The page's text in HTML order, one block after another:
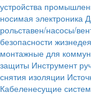
устройства
носимая электроника
рольставен/насосы/
безопасности
монтажные для
защиты Инструмент
снятия изоляции
Кабеленесущие